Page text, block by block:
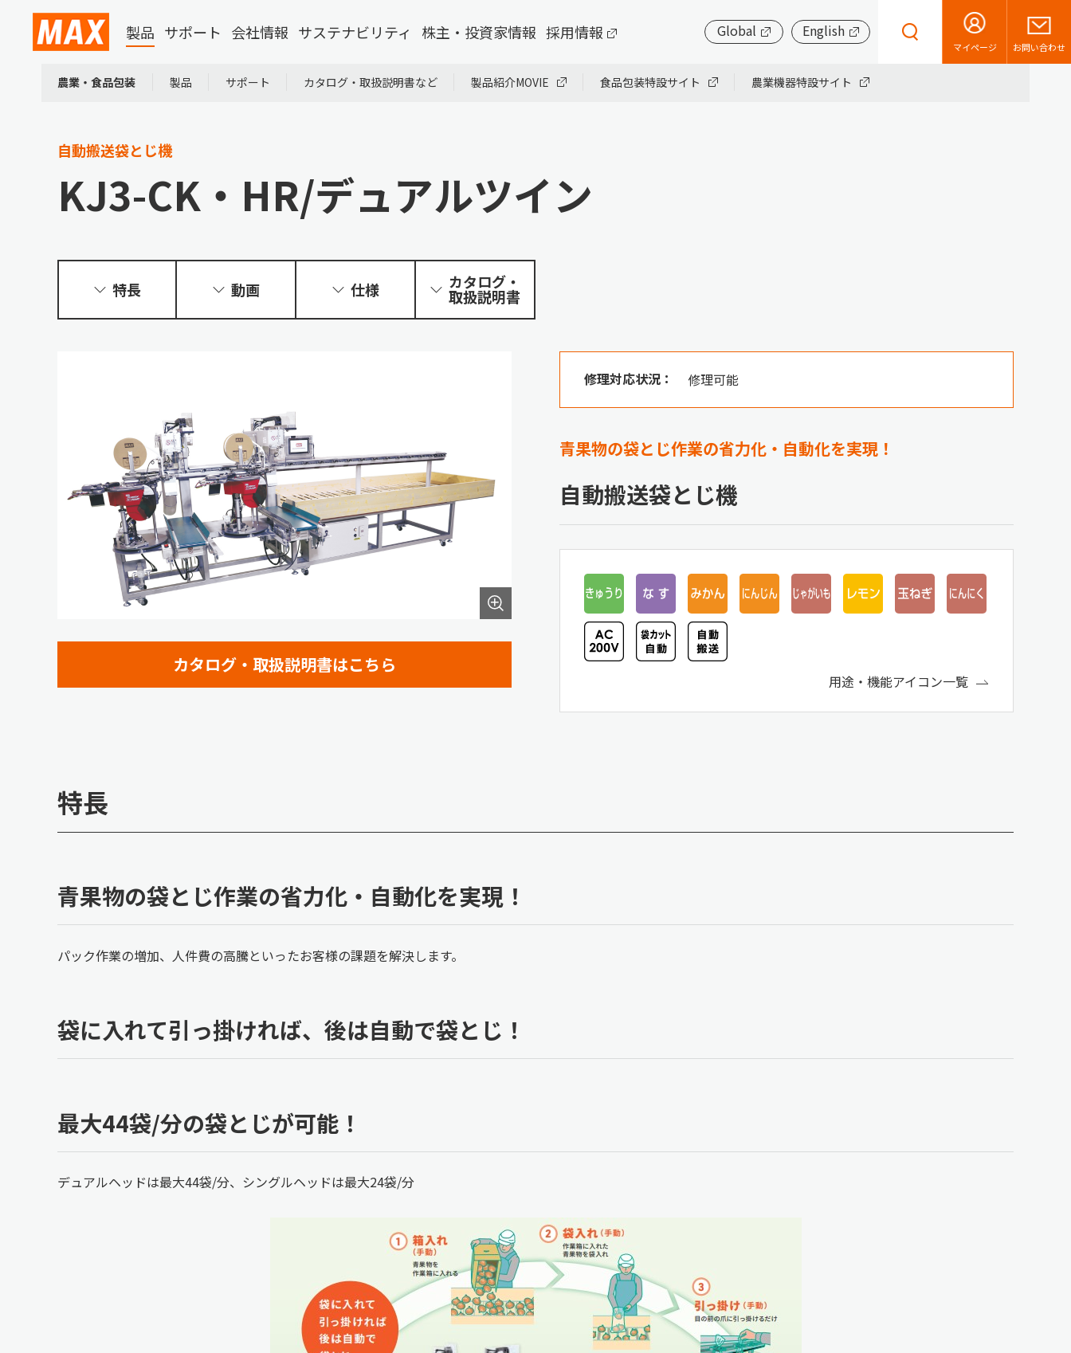
製品 サポート 会社情報 サステナビリティ 株主・投資家情報 採用情報 Global English
マイページ お問い合わせ
農業・食品包装 製品 サポート カタログ・取扱説明書など 製品紹介MOVIE 食品包装特設サイト 農業機器特設サイト
自動搬送袋とじ機
KJ3-CK・HR/デュアルツイン
特長 動画 仕様 カタログ・
取扱説明書
カタログ・取扱説明書はこちら
修理対応状況： 修理可能
青果物の袋とじ作業の省力化・自動化を実現！
自動搬送袋とじ機
用途・機能アイコン一覧
特長
青果物の袋とじ作業の省力化・自動化を実現！
パック作業の増加、人件費の高騰といったお客様の課題を解決します。
袋に入れて引っ掛ければ、後は自動で袋とじ！
最大44袋/分の袋とじが可能！
デュアルヘッドは最大44袋/分、シングルヘッドは最大24袋/分